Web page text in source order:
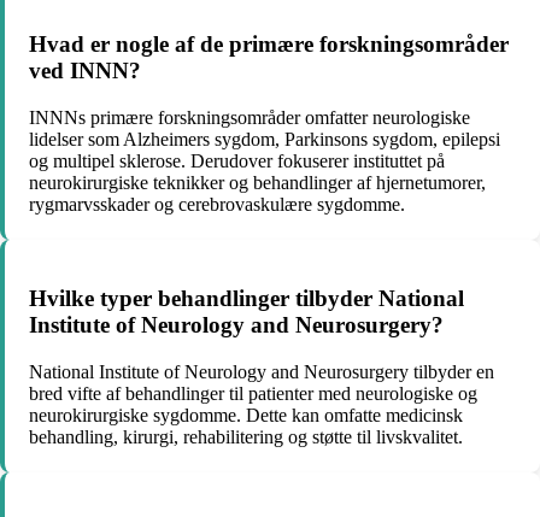
Hvad er nogle af de primære forskningsområder
ved INNN?
INNNs primære forskningsområder omfatter neurologiske
lidelser som Alzheimers sygdom, Parkinsons sygdom, epilepsi
og multipel sklerose. Derudover fokuserer instituttet på
neurokirurgiske teknikker og behandlinger af hjernetumorer,
rygmarvsskader og cerebrovaskulære sygdomme.
Hvilke typer behandlinger tilbyder National
Institute of Neurology and Neurosurgery?
National Institute of Neurology and Neurosurgery tilbyder en
bred vifte af behandlinger til patienter med neurologiske og
neurokirurgiske sygdomme. Dette kan omfatte medicinsk
behandling, kirurgi, rehabilitering og støtte til livskvalitet.